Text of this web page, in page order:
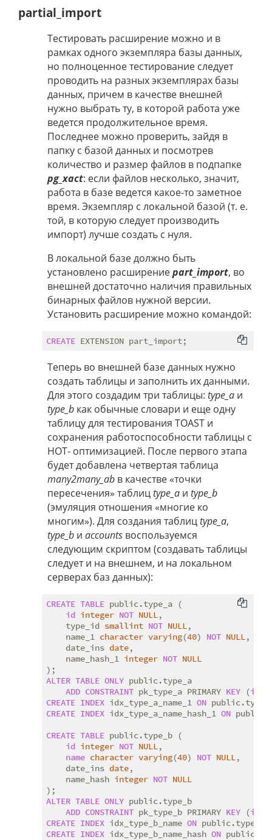
partial_import
Тестировать расширение можно и в
рамках одного экземпляра базы данных,
но полноценное тестирование следует
проводить на разных экземплярах базы
данных, причем в качестве внешней
нужно выбрать ту, в которой работа уже
ведется продолжительное время.
Последнее можно проверить, зайдя в
папку с базой данных и посмотрев
количество и размер файлов в подпапке
pg_xact: если файлов несколько, значит,
работа в базе ведется какое-то заметное
время. Экземпляр с локальной базой (т. е.
той, в которую следует производить
импорт) лучше создать с нуля.
В локальной базе должно быть
установлено расширениеpart_import, во
внешней достаточно наличия правильных
бинарных файлов нужной версии.
Установить расширение можно командой:
CREATE
Теперь во внешней базе данных нужно
создать таблицы и заполнить их данными.
Для этого создадим три таблицы: type_a и
type_b как обычные словари и еще одну
таблицу для тестирования TOAST и
сохранения работоспособности таблицы с
HOT- оптимизацией. После первого этапа
будет добавлена четвертая таблица
many2many_ab в качестве «точки
пересечения» таблицtype_a и type_b
(эмуляция отношения «многие ко
многим»). Для создания таблицtype_a,
type_b и accounts воспользуемся
следующим скриптом (создавать таблицы
следует и на внешнем, и на локальном
серверах баз данных):
CREATE TABLE public.type_a (
id integer NOT NULL,
    type_id
smallint NOT NULL,
    name_1
character varying(40) NOT NULL,
    date_ins
date,
    name_hash_1
integer NOT NULL
ALTER TABLE ONLY public.type_a
ADD CONSTRAINT pk_type_a PRIMARY KEY (id
CREATE INDEX idx_type_a_name_1 ON
CREATE INDEX idx_type_a_name_hash_1 ON
CREATE TABLE public.type_b (
id integer NOT NULL,
name character varying(40) NOT NULL,
    date_ins
date,
    name_hash
integer NOT NULL
ALTER TABLE ONLY public.type_b
ADD CONSTRAINT pk_type_b PRIMARY KEY (id
CREATE INDEX idx_type_b_name ON public.type_b
CREATE INDEX idx_type_b_name_hash ON